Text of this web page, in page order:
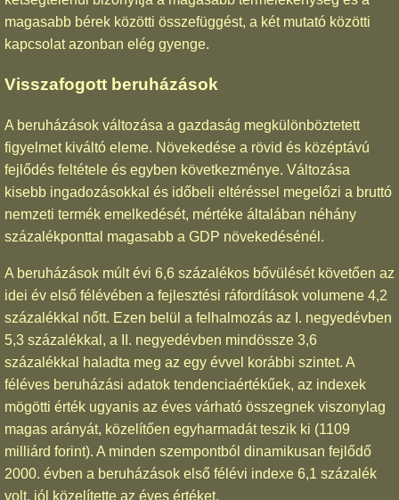
magasabb bérek közötti összefüggést, a két mutató közötti
kapcsolat azonban elég gyenge.
Visszafogott beruházások
A beruházások változása a gazdaság megkülönböztetett
figyelmet kiváltó eleme. Növekedése a rövid és középtávú
fejlődés feltétele és egyben következménye. Változása
kisebb ingadozásokkal és időbeli eltéréssel megelőzi a bruttó
nemzeti termék emelkedését, mértéke általában néhány
százalékponttal magasabb a GDP növekedésénél.
A beruházások múlt évi 6,6 százalékos bővülését követően az
idei év első félévében a fejlesztési ráfordítások volumene 4,2
százalékkal nőtt. Ezen belül a felhalmozás az I. negyedévben
5,3 százalékkal, a II. negyedévben mindössze 3,6
százalékkal haladta meg az egy évvel korábbi szintet. A
féléves beruházási adatok tendenciaértékűek, az indexek
mögötti érték ugyanis az éves várható összegnek viszonylag
magas arányát, közelítően egyharmadát teszik ki (1109
milliárd forint). A minden szempontból dinamikusan fejlődő
2000. évben a beruházások első félévi indexe 6,1 százalék
volt, jól közelítette az éves értéket.